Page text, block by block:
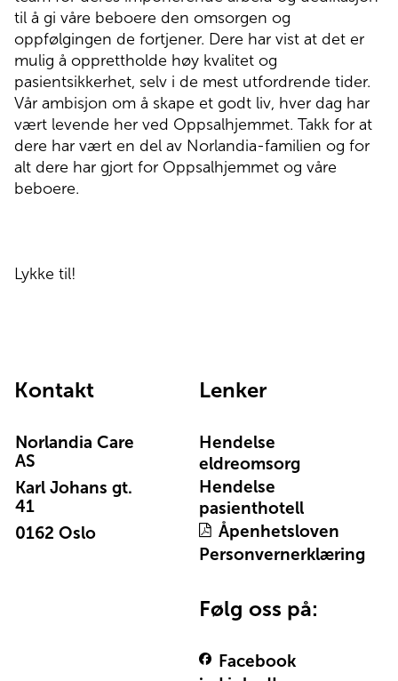
til å gi våre beboere den omsorgen og
oppfølgingen de fortjener. Dere har vist at det er
mulig å opprettholde høy kvalitet og
pasientsikkerhet, selv i de mest utfordrende tider.
Vår ambisjon om å skape et godt liv, hver dag har
vært levende her ved Oppsalhjemmet. Takk for at
dere har vært en del av Norlandia-familien og for
alt dere har gjort for Oppsalhjemmet og våre
beboere.
Lykke til!
Kontakt
Norlandia Care
AS
Karl Johans gt.
41
0162 Oslo
Lenker
Hendelse
eldreomsorg
Hendelse
pasienthotell
Åpenhetsloven
Personvernerklæring
Følg oss på:
Facebook